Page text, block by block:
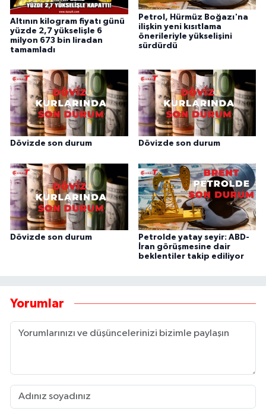
Altının kilogram fiyatı günü
yüzde 2,7 yükselişle 6
milyon 673 bin liradan
tamamladı
Petrol, Hürmüz Boğazı'na
ilişkin yeni kısıtlama
önerileriyle yükselişini
sürdürdü
Dövizde son durum Dövizde son durum
Dövizde son durum
Petrolde yatay seyir: ABD-
İran görüşmesine dair
beklentiler takip ediliyor
Yorumlar